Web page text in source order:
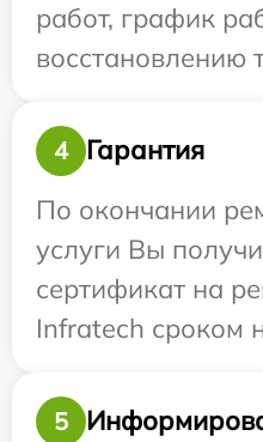
работ, график
восстановлению
4
Гарантия
По окончании
услуги Вы
сертификат на
Infratech сроком
5